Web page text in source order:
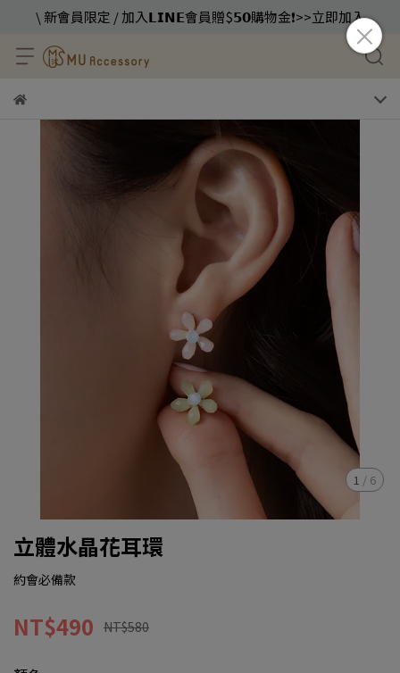
\ 新會員限定 / 加入𝗟𝗜𝗡𝗘會員贈$𝟱𝟬購物金❗️>>立即加入
1 / 6
立體水晶花耳環
約會必備款
NT$490 NT$580